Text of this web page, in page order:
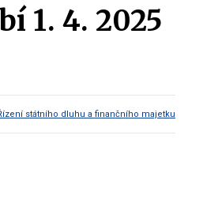
1. 4. 2025
státního dluhu a finančního majetku